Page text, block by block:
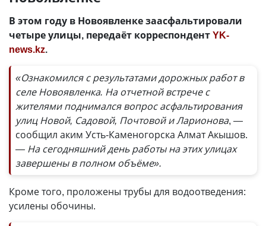
В этом году в Новоявленке заасфальтировали
четыре улицы, передаёт корреспондентYK-
news.kz.
«Ознакомился с результатами дорожных работ в
селе Новоявленка. На отчетной встрече с
жителями поднимался вопрос асфальтирования
улиц Новой, Садовой, Почтовой и Ларионова, —
сообщил аким Усть-Каменогорска Алмат Акышов.
— На сегодняшний день работы на этих улицах
завершены в полном объёме».
Кроме того, проложены трубы для водоотведения:
усилены обочины.